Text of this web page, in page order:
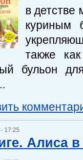
в детстве
куриным
также
бульон
17:25
Алиса